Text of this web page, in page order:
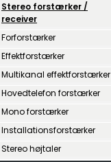
Stereo forstærker /
receiver
Forforstærker
Effektforstærker
Multikanal effektforstærker
Hovedtelefon forstærker
Mono forstærker
Installationsforstærker
Stereo højtaler